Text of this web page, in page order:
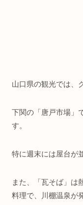
山口県の観光では、
下関の「唐戸市場」
す。
特に週末には屋台が
また、「瓦そば」は
料理で、川棚温泉が